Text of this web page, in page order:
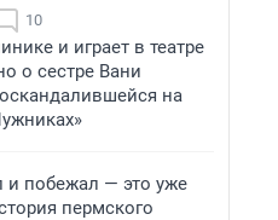
10
и играет в театре
о сестре Вани
на
и побежал — это уже
пермского